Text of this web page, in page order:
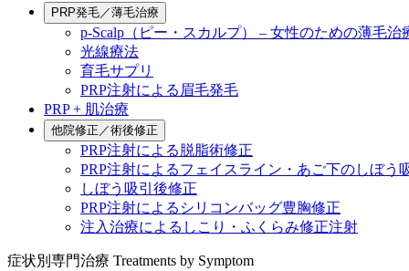
PRP発毛／薄毛治療
p-Scalp（ピー・スカルプ） – 女性のための薄毛治
光線療法
育毛サプリ
PRP注射による眉毛発毛
PRP + 肌治療
他院修正／術後修正
PRP注射による脱脂術修正
PRP注射によるフェイスライン・あご下のしぼう
しぼう吸引後修正
PRP注射によるシリコンバッグ豊胸修正
注入治療によるしこり・ふくらみ修正注射
症状別専門治療 Treatments by Symptom